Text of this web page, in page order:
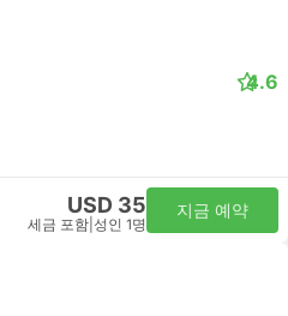
4.6
USD 35
세금 포함 성인 1명
지금 예약